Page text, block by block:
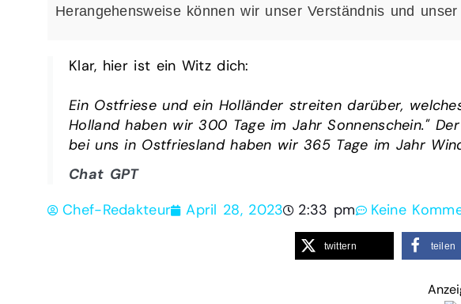
Herangehensweise können wir unser Verständnis und
Klar, hier ist ein Witz dich:
Ein Ostfriese und ein Holländer streiten darüber,
Holland haben wir 300 Tage im Jahr Sonnenschein."
bei uns in Ostfriesland haben wir 365 Tage im Jahr
Chat GPT
Chef-Redakteur
April 28, 2023 2:33 pm Keine
twittern teilen